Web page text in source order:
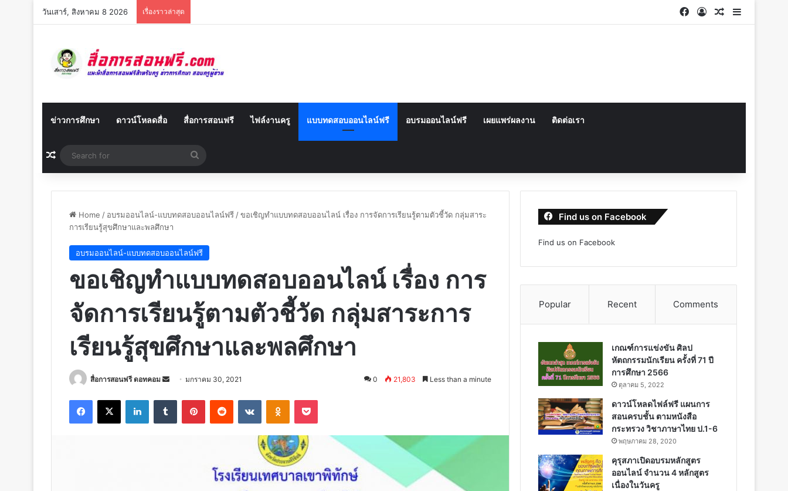
วันเสาร์, สิงหาคม 8 2026 เรื่องราวล่าสุด Facebook
Log InRandom
Sidebar
ข่าวการศึกษา ดาวน์โหลดสื่อ สื่อการสอนฟรี ไฟล์งานครู แบบทดสอบออนไลน์ฟรี อบรมออนไลน์ฟรี เผยแพร่ผลงาน ติดต่อเรา
Random Article
for
Home / อบรมออนไลน์-แบบทดสอบออนไลน์ฟรี /ขอเชิญทำแบบทดสอบออนไลน์ เรื่อง การจัดการเรียนรู้ตามตัวชี้วัด กลุ่มสาระ
การเรียนรู้สุขศึกษาและพลศึกษา
อบรมออนไลน์-แบบทดสอบออนไลน์ฟรี
ขอเชิญทำแบบทดสอบออนไลน์ เรื่อง การ
จัดการเรียนรู้ตามตัวชี้วัด กลุ่มสาระการ
เรียนรู้สุขศึกษาและพลศึกษา
สื่อการสอนฟรี ดอทคอม
Sendมกราคม 30, 2021 0 21,803 Less than a minute
Facebook
X LinkedInTumblr PinterestReddit VKontakteOdnoklassniki
Pocket
Find us on Facebook
Find us on Facebook
Popular Recent Comments
เกณฑ์การแข่งขัน ศิลป
หัตถกรรมนักเรียน ครั้งที่ 71 ปี
การศึกษา 2566
ตุลาคม 5, 2022
ดาวน์โหลดไฟล์ฟรี แผนการ
สอนครบชั้น ตามหนังสือ
กระทรวง วิชาภาษาไทย ป.1-6
พฤษภาคม 28, 2020
คุรุสภาเปิดอบรมหลักสูตร
ออนไลน์ จำนวน 4 หลักสูตร
เนื่องในวันครู